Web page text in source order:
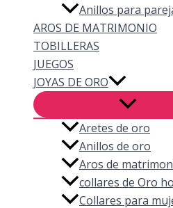
Anillos para
AROS DE MATRIMONIO
TOBILLERAS
JUEGOS
JOYAS DE ORO
Aretes de oro
Anillos de oro
Aros de
collares de Oro
Collares para